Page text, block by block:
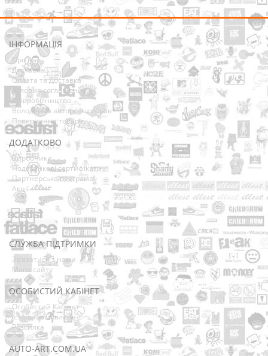
ІНФОРМАЦІЯ
Про нас
Доставка
Оплата та Доставка
Условия соглашения
Співробітництво
Володарям авторських прав
Повернення товарів
ДОДАТКОВО
Виробники
Подарункові сертифікати
Партнерська програма
Акції
СЛУЖБА ПІДТРИМКИ
Зв’язатися з нами
Мапа сайту
ОСОБИСТИЙ КАБІНЕТ
Особистий Кабінет
Історія замовлень
Розсилка
AUTO-ART.COM.UA